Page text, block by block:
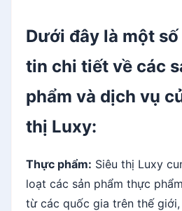
Dưới đây là một
tin chi tiết về các
phẩm và dịch vụ
thị Luxy:
Thực phẩm: Siêu thị Luxy
loạt các sản phẩm thực
từ các quốc gia trên thế